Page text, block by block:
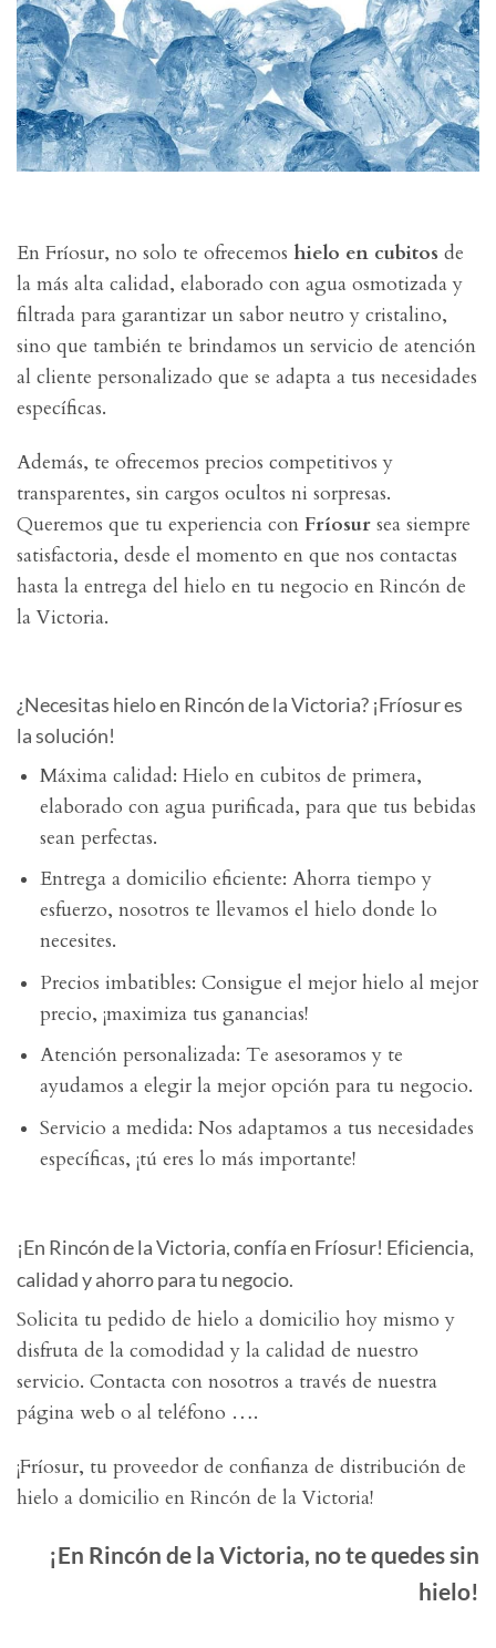
En Fríosur, no solo te ofrecemos hielo en cubitos de
la más alta calidad, elaborado con agua osmotizada y
filtrada para garantizar un sabor neutro y cristalino,
sino que también te brindamos un servicio de atención
al cliente personalizado que se adapta a tus necesidades
específicas.
Además, te ofrecemos precios competitivos y
transparentes, sin cargos ocultos ni sorpresas.
Queremos que tu experiencia con Fríosur sea siempre
satisfactoria, desde el momento en que nos contactas
hasta la entrega del hielo en tu negocio en Rincón de
la Victoria.
¿Necesitas hielo en Rincón de la Victoria? ¡Fríosur es
la solución!
Máxima calidad: Hielo en cubitos de primera,
elaborado con agua purificada, para que tus bebidas
sean perfectas.
Entrega a domicilio eficiente: Ahorra tiempo y
esfuerzo, nosotros te llevamos el hielo donde lo
necesites.
Precios imbatibles: Consigue el mejor hielo al mejor
precio, ¡maximiza tus ganancias!
Atención personalizada: Te asesoramos y te
ayudamos a elegir la mejor opción para tu negocio.
Servicio a medida: Nos adaptamos a tus necesidades
específicas, ¡tú eres lo más importante!
¡En Rincón de la Victoria, confía en Fríosur! Eficiencia,
calidad y ahorro para tu negocio.
Solicita tu pedido de hielo a domicilio hoy mismo y
disfruta de la comodidad y la calidad de nuestro
servicio. Contacta con nosotros a través de nuestra
página web o al teléfono ….
¡Fríosur, tu proveedor de confianza de distribución de
hielo a domicilio en Rincón de la Victoria!
¡En Rincón de la Victoria, no te quedes sin
hielo!